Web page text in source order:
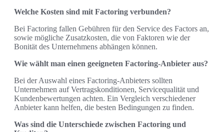
Welche Kosten sind mit Factoring verbunden?
Bei Factoring fallen Gebühren für den Service des Factors an,
sowie mögliche Zusatzkosten, die von Faktoren wie der
Bonität des Unternehmens abhängen können.
Wie wählt man einen geeigneten Factoring-Anbieter aus?
Bei der Auswahl eines Factoring-Anbieters sollten
Unternehmen auf Vertragskonditionen, Servicequalität und
Kundenbewertungen achten. Ein Vergleich verschiedener
Anbieter kann helfen, die besten Bedingungen zu finden.
Was sind die Unterschiede zwischen Factoring und